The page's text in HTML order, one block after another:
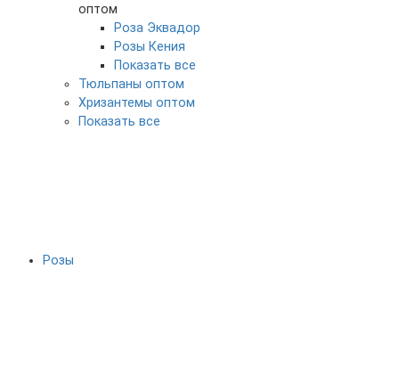
оптом
Роза Эквадор
Розы Кения
Показать все
Тюльпаны оптом
Хризантемы оптом
Показать все
Розы